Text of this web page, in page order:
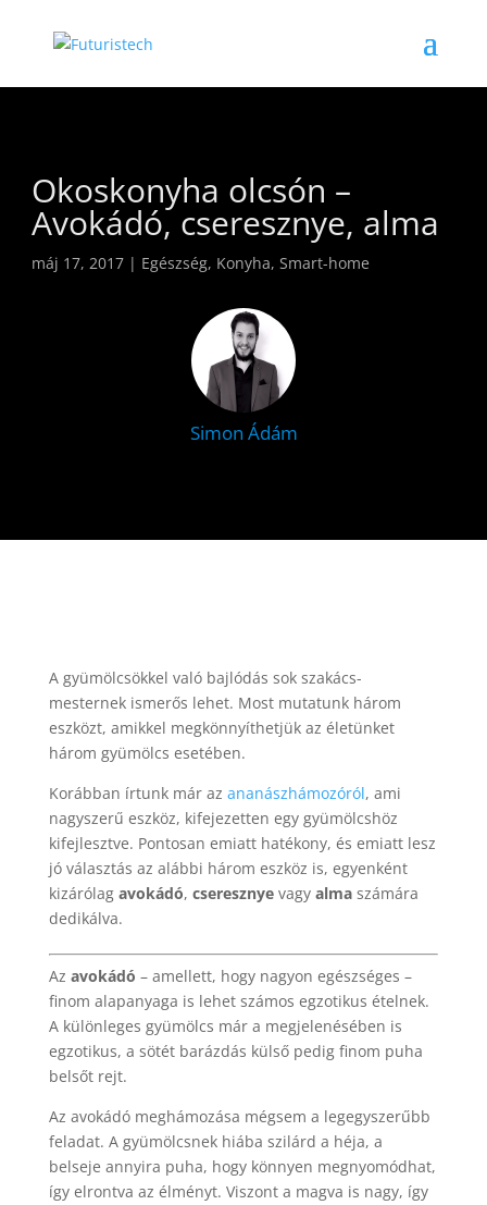
Okoskonyha olcsón –
Avokádó, cseresznye, alma
máj 17, 2017 | Egészség, Konyha,Smart-home
Simon Ádám
A gyümölcsökkel való bajlódás sok szakács-
mesternek ismerős lehet. Most mutatunk három
eszközt, amikkel megkönnyíthetjük az életünket
három gyümölcs esetében.
Korábban írtunk már az ananászhámozóról, ami
nagyszerű eszköz, kifejezetten egy gyümölcshöz
kifejlesztve. Pontosan emiatt hatékony, és emiatt lesz
jó választás az alábbi három eszköz is, egyenként
kizárólag avokádó, cseresznyevagy almaszámára
dedikálva.
Az avokádó – amellett, hogy nagyon egészséges –
finom alapanyaga is lehet számos egzotikus ételnek.
A különleges gyümölcs már a megjelenésében is
egzotikus, a sötét barázdás külső pedig finom puha
belsőt rejt.
Az avokádó meghámozása mégsem a legegyszerűbb
feladat. A gyümölcsnek hiába szilárd a héja, a
belseje annyira puha, hogy könnyen megnyomódhat,
így elrontva az élményt. Viszont a magva is nagy, így